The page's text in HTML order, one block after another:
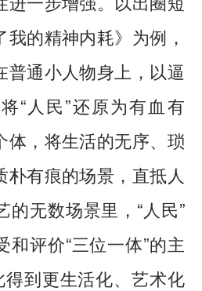
的精神内耗》为例，
普通小人物身上，以逼
“人民”还原为有血有
体，将生活的无序、琐
有痕的场景，直抵人
的无数场景里，“人民”
评价“三位一体”的主
得到更生活化、艺术化